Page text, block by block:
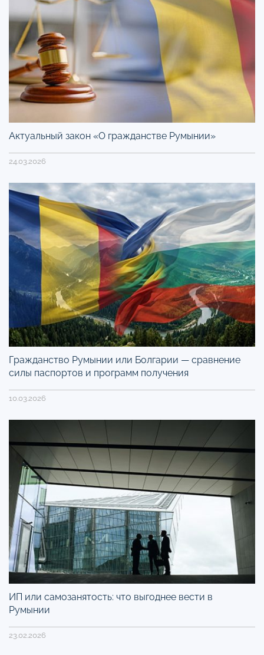
Актуальный закон «О гражданстве Румынии»
24.03.2026
Гражданство Румынии или Болгарии — сравнение
силы паспортов и программ получения
10.03.2026
ИП или самозанятость: что выгоднее вести в
Румынии
23.02.2026